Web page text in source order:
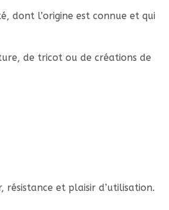
dont l’origine est connue et qui
de tricot ou de créations de
et plaisir d’utilisation.